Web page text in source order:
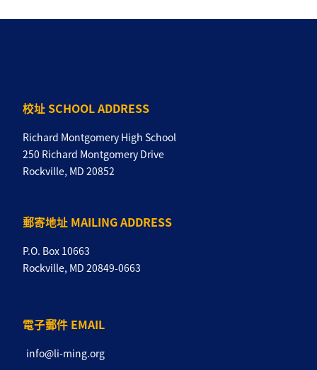
校址 SCHOOL ADDRESS
Richard Montgomery High School
250 Richard Montgomery Drive
Rockville, MD 20852
郵寄地址 MAILING ADDRESS
P.O. Box 10663
Rockville, MD 20849-0663
電子郵件 EMAIL
info@li-ming.org